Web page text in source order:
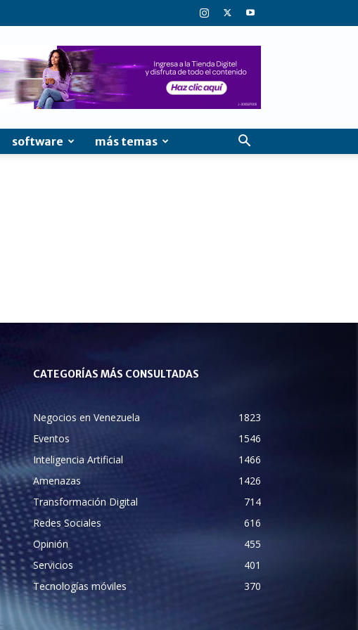
software más temas
CATEGORÍAS MÁS CONSULTADAS
Negocios en Venezuela
1823
Eventos
1546
Inteligencia Artificial
1466
Amenazas
1426
Transformación Digital
714
Redes Sociales
616
Opinión
455
Servicios
401
Tecnologías móviles
370